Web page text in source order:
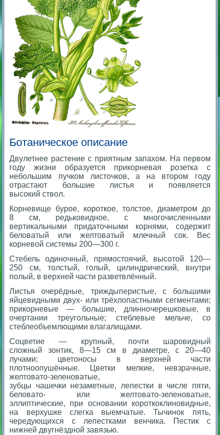
Ботаническое описание
Двулетнее растение с приятным запахом. На первом
году жизни образуется прикорневая розетка с
небольшим пучком листочков, а на втором году
отрастают большие листья и появляется
высокий ствол.
Корневище бурое, короткое, толстое, диаметром до
8 см, редьковидное, с многочисленными
вертикальными придаточными корнями, содержит
беловатый или желтоватый млечный сок. Вес
корневой системы 200—300 г.
Стебель одиночный, прямостоячий, высотой 120—
250 см, толстый, голый, цилиндрический, внутри
полый, в верхней части разветвлённый.
Листья очерёдные, триждыперистые, с большими
яйцевидными двух- или трёхлопастными сегментами;
прикорневые — большие, длинночерешковые, в
очертании треугольные; стеблевые мельче, со
стеблеобъемлющими влагалищами.
Соцветие — крупный, почти шаровидный
сложный зонтик, 8—15 см в диаметре, с 20—40
лучами; цветоносы в верхней части
плотноопушённые. Цветки мелкие, невзрачные,
желтовато-зеленоватые,
зубцы чашечки незаметные, лепестки в числе пяти,
беловато- или желтовато-зеленоватые,
эллиптические, при основании короткоклиновидные,
на верхушке слегка выемчатые. Тычинок пять,
чередующихся с лепестками венчика. Пестик с
нижней двугнёздной завязью.